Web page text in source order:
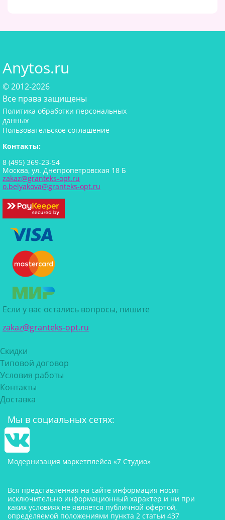
Anytos.ru
© 2012-2026
Все права защищены
Политика обработки персональных
данных
Пользовательское соглашение
Контакты:
8 (495) 369-23-54
Москва, ул. Днепропетровская 18 Б
zakaz@granteks-opt.ru
o.belyakova@granteks-opt.ru
Если у вас остались вопросы, пишите
zakaz@granteks-opt.ru
Скидки
Типовой договор
Условия работы
Контакты
Доставка
Мы в социальных сетях:
Модернизация маркетплейса «7 Студио»
Вся представленная на сайте информация носит
исключительно информационный характер и ни при
каких условиях не является публичной офертой,
определяемой положениями пункта 2 статьи 437